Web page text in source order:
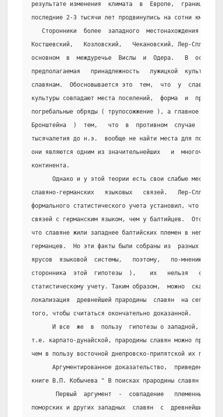
результате изменения  климата  в  Европе,  границы
последние 2-3 тысячи лет продвинулись на сотни км с
Сторонники  более  западного  местонахождения
Костшевский,   Козловский,   Чекановский, Лер-
основном  в  междуречье  Вислы  и  Одера.   В  основе
предполагаемая   принадлежность   лужицкой  культуры
славянам.  Обосновывается это  тем,  что  у  славян  и
культуры совпадают места поселений,  форма  и  приемы
погребальные обряды ( трупосожжение ), а главное ( по
Бронштейна  )  тем,   что  в  противном  случае  для
тысячалетия до н.э.  вообще не найти места для
они являются одним из значительнейших   и
континента.
Однако и у этой теории есть свои слабые места.
славяно-германских   языковых   связей.   Лер-
формального статистического учета установил, что у
связей с германским языком, чем у балтийцев.  Отсюда
что славяне жили западнее балтийских племен в
германцев.  Но эти факты были собраны из  разных
ярусов  языковой  системы,   поэтому,   по-мнению
сторонника  этой  гипотезы  ),    их   нельзя
статистическому учету. Таким образом,  можно
локализация  древнейшей прародины  славян  на
того, чтобы считаться окончательно доказанной.
И все  же  в  пользу  гипотезы о западной,   а
т.е. карпато-дунайской, прародины славян можно
чем в пользу восточной днепровско-припятской их
Аргументированное доказательство,  приведенное
книге В.П. Кобычева " В поисках прародины славян ".
Первый  аргумент  -  совпадение   племенных
поморских и других западных  славян  с  древнейшими,